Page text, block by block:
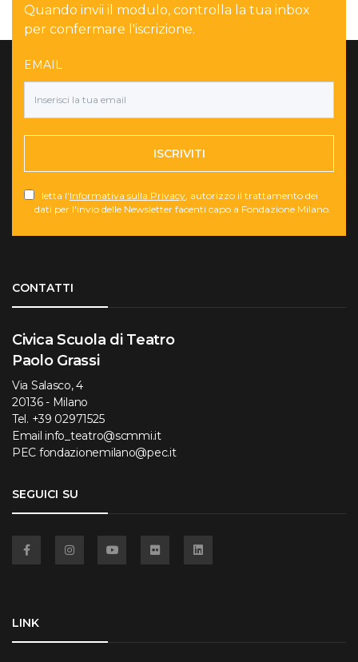
Quando invii il modulo, controlla la tua inbox
per confermare l'iscrizione.
EMAIL
ISCRIVITI
letta l'Informativa sulla Privacy , autorizzo il trattamento dei
dati per l'invio delle Newsletter facenti capo a Fondazione Milano.
CONTATTI
Civica Scuola di Teatro
Paolo Grassi
Via Salasco, 4
20136 - Milano
Tel. +39 02971525
Email info_teatro@scmmi.it
PEC fondazionemilano@pec.it
SEGUICI SU
LINK